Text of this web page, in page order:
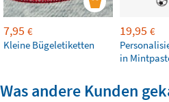
7,95 €
Kleine Bügeletiketten
19,95 €
in
Was andere Kunden